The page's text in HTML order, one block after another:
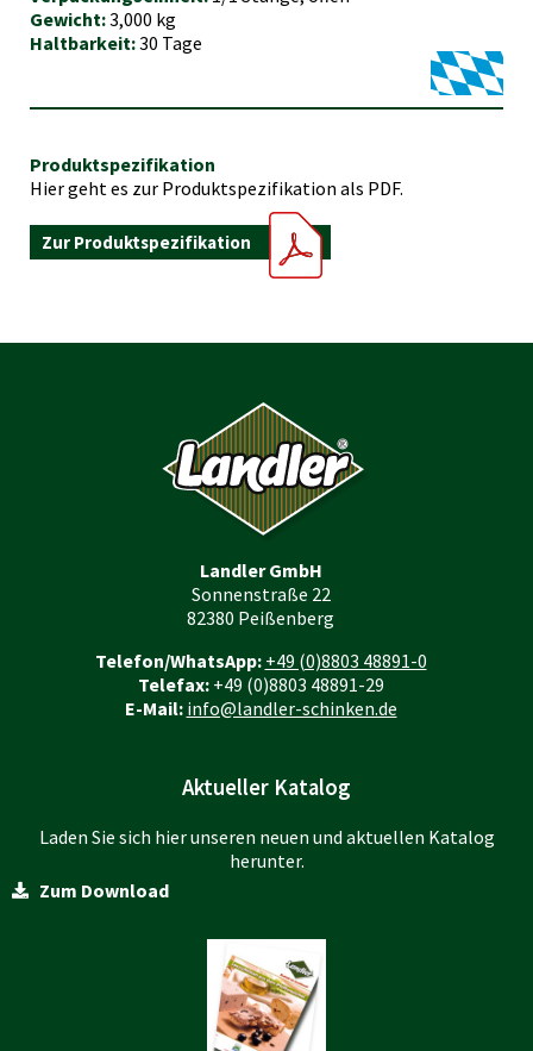
Gewicht:3,000 kg
Haltbarkeit:30 Tage
Produktspezifikation
Hier geht es zur Produktspezifikation als PDF.
Zur Produktspezifikation
Landler GmbH
Sonnenstraße 22
82380 Peißenberg
Telefon/WhatsApp: +49 (0)8803 48891-0
Telefax:+49 (0)8803 48891-29
E-Mail: info@landler-schinken.de
Aktueller Katalog
Laden Sie sich hier unseren neuen und aktuellen Katalog
herunter.
Zum Download